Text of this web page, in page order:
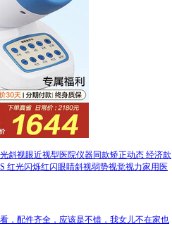
斜视眼近视型医院仪器同款矫正动态 经济款
红光闪烁红闪眼睛斜视弱势视觉视力家用医
，配件齐全，应该是不错，我女儿不在家也